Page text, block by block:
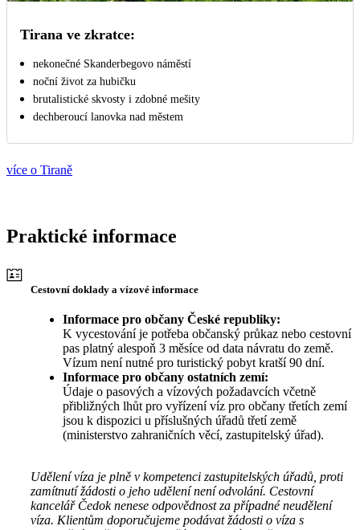
Tirana ve zkratce:
nekonečné Skanderbegovo náměstí
noční život za hubičku
brutalistické skvosty i zdobné mešity
dechberoucí lanovka nad městem
více o Tiraně
Praktické informace
Cestovní doklady a vízové informace
Informace pro občany České republiky:
K vycestování je potřeba občanský průkaz nebo cestovní
pas platný alespoň 3 měsíce od data návratu do země.
Vízum není nutné pro turistický pobyt kratší 90 dní.
Informace pro občany ostatních zemí:
Údaje o pasových a vízových požadavcích včetně
přibližných lhůt pro vyřízení víz pro občany třetích zemí
jsou k dispozici u příslušných úřadů třetí země
(ministerstvo zahraničních věcí, zastupitelský úřad).
Udělení víza je plně v kompetenci zastupitelských úřadů, proti
zamítnutí žádosti o jeho udělení není odvolání. Cestovní
kancelář Čedok nenese odpovědnost za případné neudělení
víza. Klientům doporučujeme podávat žádosti o víza s